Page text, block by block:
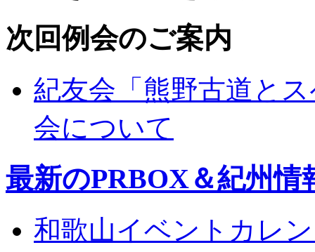
次回例会のご案内
紀友会「熊野古道と
会について
最新のPRBOX＆紀州情
和歌山イベントカレ